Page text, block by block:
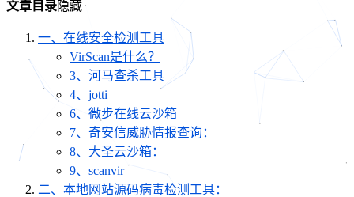
文章目录隐藏
一、在线安全检测工具
VirScan是什么？
3、河马查杀工具
4、jotti
6、微步在线云沙箱
7、奇安信威胁情报查询：
8、大圣云沙箱：
9、scanvir
二、本地网站源码病毒检测工具：